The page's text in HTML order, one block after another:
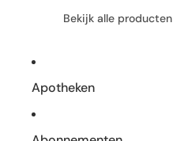
Bekijk alle producten
Apotheken